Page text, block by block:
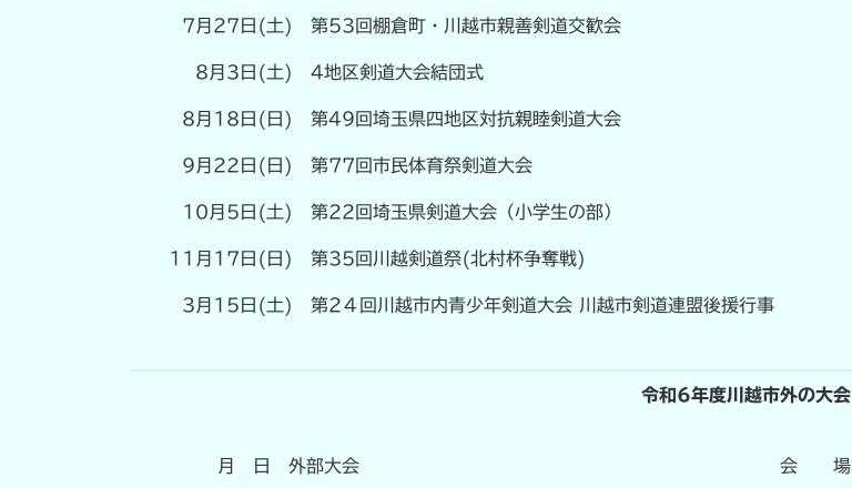
7月27日(土) 第53回棚倉町・川越市親善剣道交歓会
8月3日(土) 4地区剣道大会結団式
8月18日(日) 第49回埼玉県四地区対抗親睦剣道大会
9月22日(日) 第77回市民体育祭剣道大会
10月5日(土) 第22回埼玉県剣道大会（小学生の部）
11月17日(日) 第35回川越剣道祭(北村杯争奪戦)
3月15日(土) 第2４回川越市内青少年剣道大会 川越市剣道連盟後援行事
令和6年度川越市外の大会
月 日 外部大会 会 場